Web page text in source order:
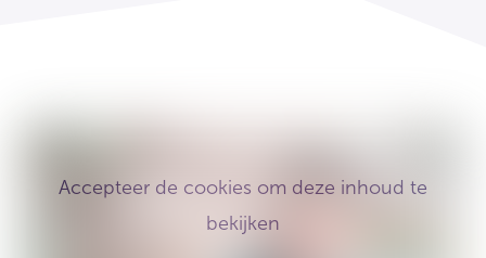
Accepteer de cookies om deze inhoud te
bekijken